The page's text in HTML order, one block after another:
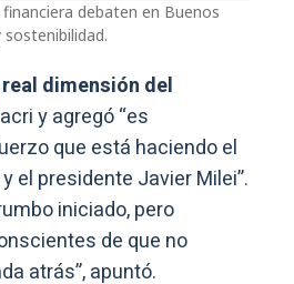
debaten en Buenos
dimensión del
y agregó “es
que está haciendo el
el presidente Javier Milei”.
iniciado, pero
de que no
atrás”, apuntó.